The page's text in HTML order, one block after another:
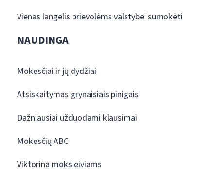
Vienas langelis prievolėms valstybei sumokėti
NAUDINGA
Mokesčiai ir jų dydžiai
Atsiskaitymas grynaisiais pinigais
Dažniausiai užduodami klausimai
Mokesčių ABC
Viktorina moksleiviams